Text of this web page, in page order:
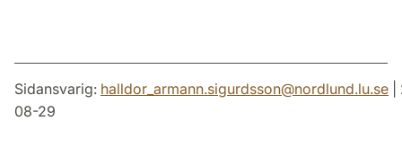
Sidansvarig: halldor_armann.sigurdsson@nordlund.lu.se
08-29